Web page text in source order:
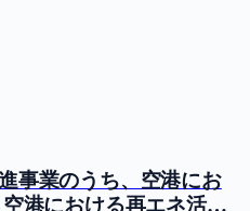
事業のうち、空港にお
港における再エネ活用